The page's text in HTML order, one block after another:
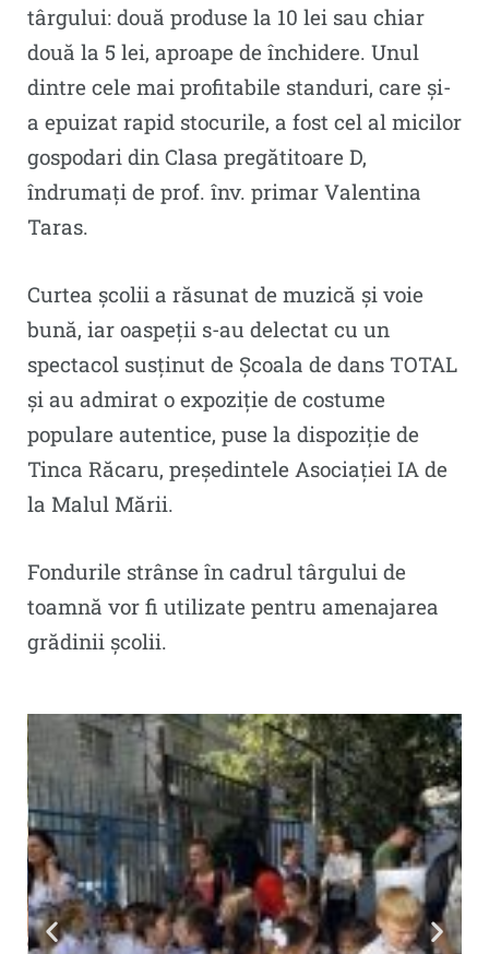
târgului: două produse la 10 lei sau chiar
două la 5 lei, aproape de închidere. Unul
dintre cele mai profitabile standuri, care și-
a epuizat rapid stocurile, a fost cel al micilor
gospodari din Clasa pregătitoare D,
îndrumați de prof. înv. primar Valentina
Taras.
Curtea școlii a răsunat de muzică și voie
bună, iar oaspeții s-au delectat cu un
spectacol susținut de Școala de dans TOTAL
și au admirat o expoziție de costume
populare autentice, puse la dispoziție de
Tinca Răcaru, președintele Asociației IA de
la Malul Mării.
Fondurile strânse în cadrul târgului de
toamnă vor fi utilizate pentru amenajarea
grădinii școlii.